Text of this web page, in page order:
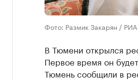
Фото: Размик Закарян / РИА
В Тюмени открылся
Первое время он
Тюмень сообщили в